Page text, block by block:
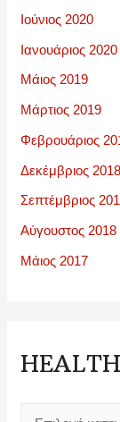
Ιούνιος 2020
Ιανουάριος 2020
Μάιος 2019
Μάρτιος 2019
Φεβρουάριος
Δεκέμβριος 2018
Σεπτέμβριος
Αύγουστος 2018
Μάιος 2017